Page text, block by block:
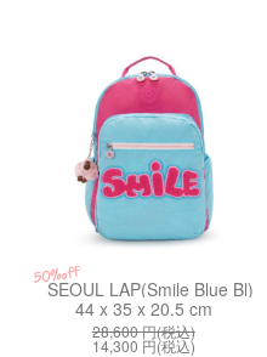
50%off
SEOUL LAP(Smile Blue Bl)
44 x 35 x 20.5 cm
28,600円(税込)
14,300 円(税込)